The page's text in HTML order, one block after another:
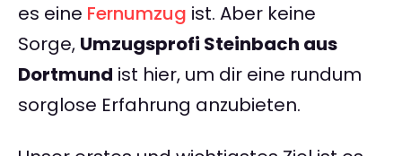
es eine Fernumzug ist. Aber keine
Sorge, Umzugsprofi Steinbach aus
Dortmund ist hier, um dir eine rundum
sorglose Erfahrung anzubieten.